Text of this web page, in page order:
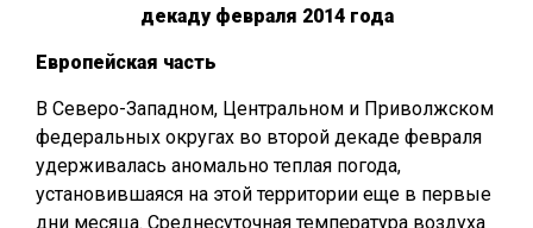
декаду февраля 2014 года
Европейская часть
В Северо-Западном, Центральном и Приволжском
федеральных округах во второй декаде февраля
удерживалась аномально теплая погода,
установившаяся на этой территории еще в первые
дни месяца. Среднесуточная температура воздуха